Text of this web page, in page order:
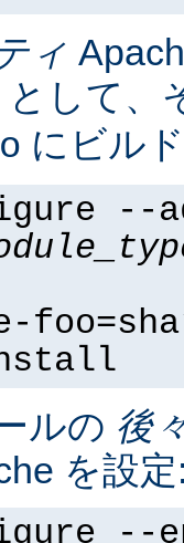
ィ
として、
にビル
--
ルの 後
を設
--